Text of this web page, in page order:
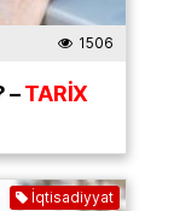
1506
–TARİX
İqtisadiyyat